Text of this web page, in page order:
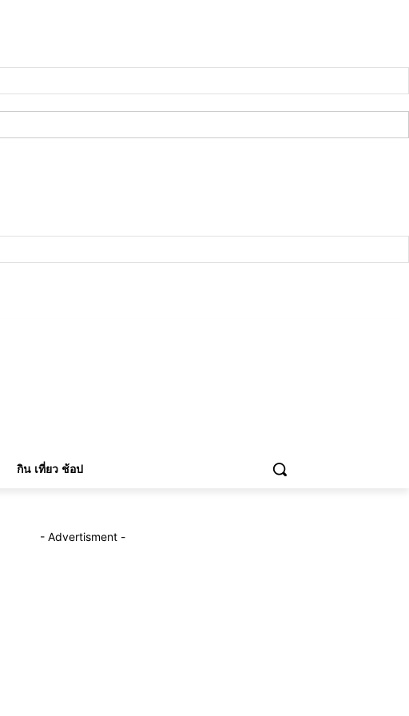
กิน เที่ยว ช้อป
- Advertisment -